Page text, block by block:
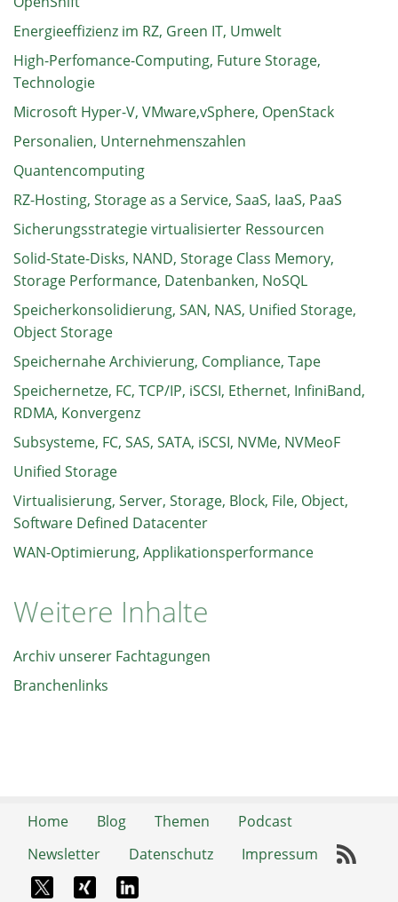
Energieeffizienz im RZ, Green IT, Umwelt
High-Perfomance-Computing, Future Storage,
Technologie
Microsoft Hyper-V, VMware,vSphere, OpenStack
Personalien, Unternehmenszahlen
Quantencomputing
RZ-Hosting, Storage as a Service, SaaS, IaaS, PaaS
Sicherungsstrategie virtualisierter Ressourcen
Solid-State-Disks, NAND, Storage Class Memory,
Storage Performance, Datenbanken, NoSQL
Speicherkonsolidierung, SAN, NAS, Unified Storage,
Object Storage
Speichernahe Archivierung, Compliance, Tape
Speichernetze, FC, TCP/IP, iSCSI, Ethernet, InfiniBand,
RDMA, Konvergenz
Subsysteme, FC, SAS, SATA, iSCSI, NVMe, NVMeoF
Unified Storage
Virtualisierung, Server, Storage, Block, File, Object,
Software Defined Datacenter
WAN-Optimierung, Applikationsperformance
Weitere Inhalte
Archiv unserer Fachtagungen
Branchenlinks
Home Blog Themen
Podcast
Newsletter
Datenschutz Impressum
X-TwitterXing